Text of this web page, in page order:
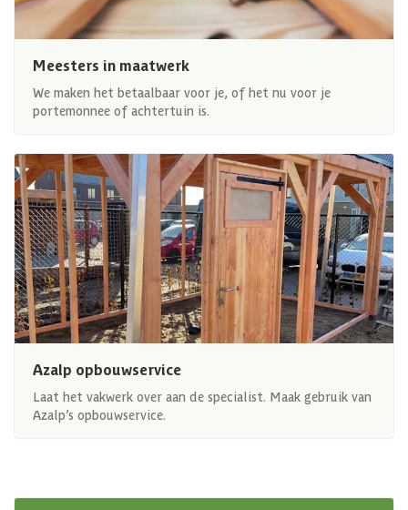
Meesters in maatwerk
We maken het betaalbaar voor je, of het nu voor je
portemonnee of achtertuin is.
Azalp opbouwservice
Laat het vakwerk over aan de specialist. Maak gebruik van
Azalp’s opbouwservice.